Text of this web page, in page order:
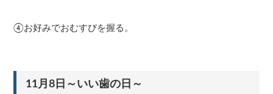
④お好みでおむすびを握る。
11月8日～いい歯の日～